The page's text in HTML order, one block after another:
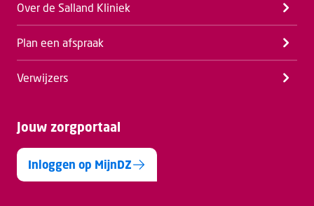
Over de Salland Kliniek
Plan een afspraak
Verwijzers
Jouw zorgportaal
Inloggen op MijnDZ